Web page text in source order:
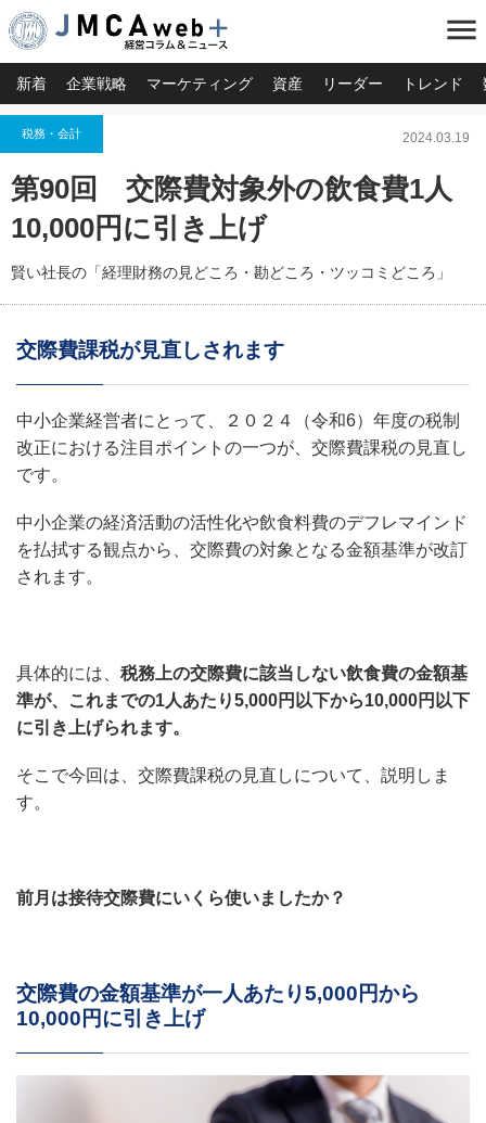
menu
新着 企業戦略 マーケティング 資産 リーダー トレンド
税務・会計 2024.03.19
第90回 交際費対象外の飲食費1人
10,000円に引き上げ
賢い社長の「経理財務の見どころ・勘どころ・ツッコミどころ」
交際費課税が見直しされます
中小企業経営者にとって、２０２４（令和6）年度の税制
改正における注目ポイントの一つが、交際費課税の見直し
です。
中小企業の経済活動の活性化や飲食料費のデフレマインド
を払拭する観点から、交際費の対象となる金額基準が改訂
されます。
具体的には、 税務上の交際費に該当しない飲食費の金額基
準が、これまでの1人あたり5,000円以下から10,000円以下
に引き上げられます。
そこで今回は、交際費課税の見直しについて、説明しま
す。
前月は接待交際費にいくら使いましたか？
交際費の金額基準が一人あたり5,000円から
10,000円に引き上げ